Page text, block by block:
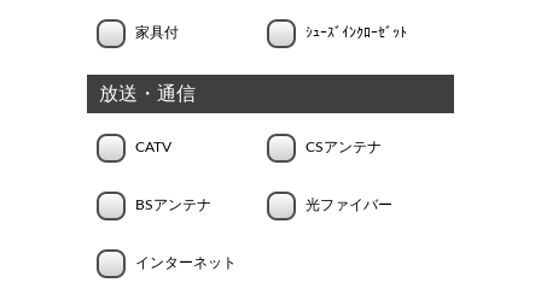
家具付 ｼｭｰｽﾞｲﾝｸﾛｰｾﾞｯﾄ
放送・通信
CATV CSアンテナ
BSアンテナ 光ファイバー
インターネット